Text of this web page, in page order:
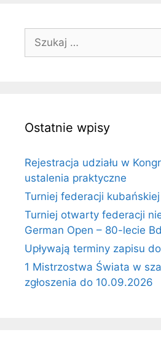
Szukaj:
Ostatnie wpisy
Rejestracja udziału w
ustalenia praktyczne
Turniej federacji
Turniej otwarty federacji
German Open – 80-lecie
Upływają terminy zapisu
1 Mistrzostwa Świata w
zgłoszenia do 10.09.2026